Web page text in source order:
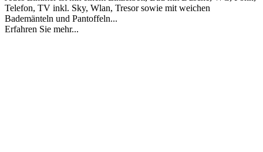
Telefon, TV inkl. Sky, Wlan, Tresor sowie mit weichen
Bademänteln und Pantoffeln...
Erfahren Sie mehr...